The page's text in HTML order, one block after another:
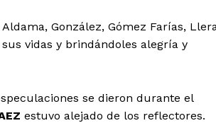
González, Gómez Farías,
vidas y brindándoles alegría y
se dieron durante el
estuvo alejado de los reflectores.